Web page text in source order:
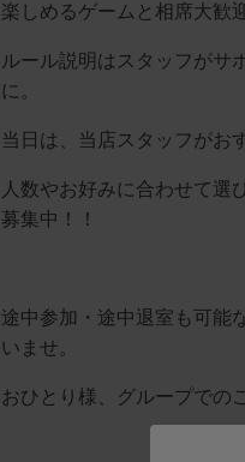
楽しめるゲームと相席大歓
ルール説明はスタッフがサ
に。
当日は、当店スタッフがお
人数やお好みに合わせて選
募集中！！
途中参加・途中退室も可能
いませ。
おひとり様、グループでの